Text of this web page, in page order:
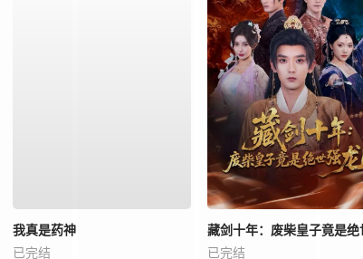
我真是药神
已完结
已完结